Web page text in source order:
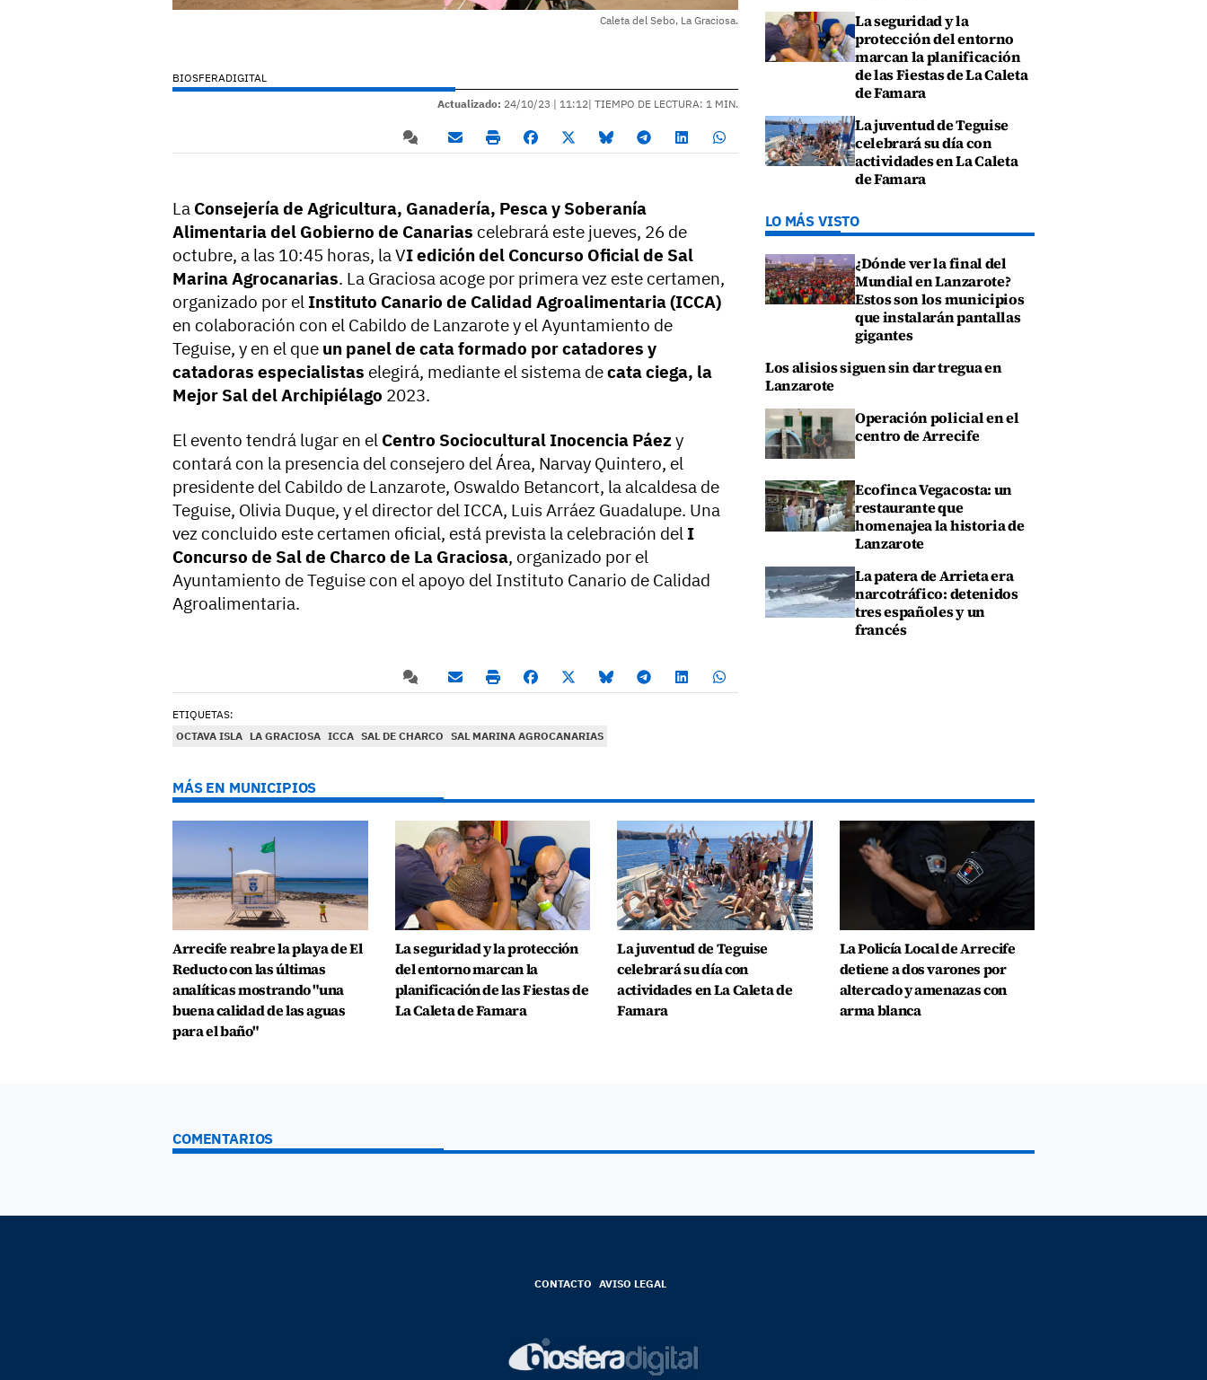
Caleta del Sebo, La Graciosa.
BIOSFERADIGITAL
Actualizado: 24/10/23 | 11:12| TIEMPO DE LECTURA: 1 MIN.
La Consejería de Agricultura, Ganadería, Pesca y Soberanía
Alimentaria del Gobierno de Canarias celebrará este jueves, 26 de
octubre, a las 10:45 horas, la VI edición del Concurso Oficial de Sal
Marina Agrocanarias. La Graciosa acoge por primera vez este certamen,
organizado por el Instituto Canario de Calidad Agroalimentaria (ICCA)
en colaboración con el Cabildo de Lanzarote y el Ayuntamiento de
Teguise, y en el que un panel de cata formado por catadores y
catadoras especialistas elegirá, mediante el sistema decata ciega, la
Mejor Sal del Archipiélago 2023.
El evento tendrá lugar en el Centro Sociocultural Inocencia Páezy
contará con la presencia del consejero del Área, Narvay Quintero, el
presidente del Cabildo de Lanzarote, Oswaldo Betancort, la alcaldesa de
Teguise, Olivia Duque, y el director del ICCA, Luis Arráez Guadalupe. Una
vez concluido este certamen oficial, está prevista la celebración del I
Concurso de Sal de Charco de La Graciosa, organizado por el
Ayuntamiento de Teguise con el apoyo del Instituto Canario de Calidad
Agroalimentaria.
ETIQUETAS:
OCTAVA ISLA LA GRACIOSA ICCA SAL DE CHARCO SAL MARINA AGROCANARIAS
La seguridad y la
protección del entorno
marcan la planificación
de las Fiestas de La Caleta
de Famara
La juventud de Teguise
celebrará su día con
actividades en La Caleta
de Famara
LO MÁS VISTO
¿Dónde ver la final del
Mundial en Lanzarote?
Estos son los municipios
que instalarán pantallas
gigantes
Los alisios siguen sin dar tregua en
Lanzarote
Operación policial en el
centro de Arrecife
Ecofinca Vegacosta: un
restaurante que
homenajea la historia de
Lanzarote
La patera de Arrieta era
narcotráfico: detenidos
tres españoles y un
francés
MÁS EN MUNICIPIOS
Arrecife reabre la playa de El
Reducto con las últimas
analíticas mostrando "una
buena calidad de las aguas
para el baño"
La seguridad y la protección
del entorno marcan la
planificación de las Fiestas de
La Caleta de Famara
La juventud de Teguise
celebrará su día con
actividades en La Caleta de
Famara
La Policía Local de Arrecife
detiene a dos varones por
altercado y amenazas con
arma blanca
COMENTARIOS
CONTACTO AVISO LEGAL